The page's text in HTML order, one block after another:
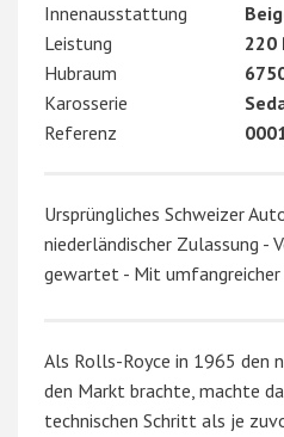
Innenausstattung
Leistung
220
Hubraum
Karosserie
Referenz
Ursprüngliches Schweizer
niederländischer Zulassung -
gewartet - Mit
Als Rolls-Royce in 1965 den
den Markt brachte, machte
technischen Schritt als je